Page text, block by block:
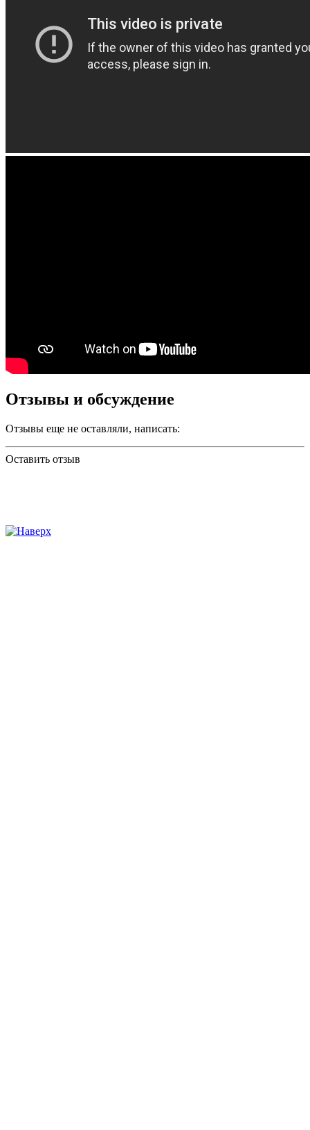
Отзывы и обсуждение
Отзывы еще не оставляли, написать:
Оставить отзыв